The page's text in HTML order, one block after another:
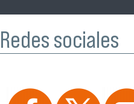
Redes sociales